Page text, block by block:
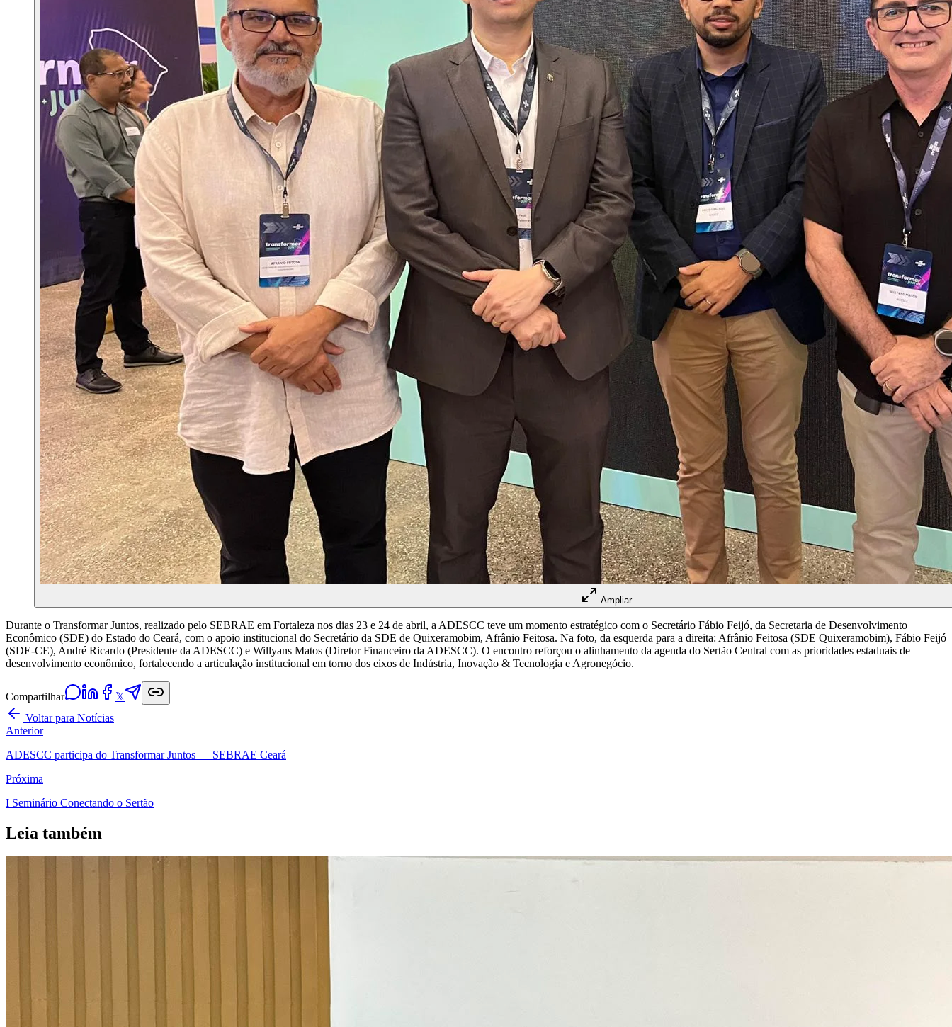
Ampliar
Durante o Transformar Juntos, realizado pelo SEBRAE em Fortaleza nos dias 23 e 24 de abril, a ADESCC teve um momento estratégico com o Secretário Fábio Feijó, da Secretaria de Desenvolvimento
Econômico (SDE) do Estado do Ceará, com o apoio institucional do Secretário da SDE de Quixeramobim, Afrânio Feitosa. Na foto, da esquerda para a direita: Afrânio Feitosa (SDE Quixeramobim), Fábio Feijó
(SDE-CE), André Ricardo (Presidente da ADESCC) e Willyans Matos (Diretor Financeiro da ADESCC). O encontro reforçou o alinhamento da agenda do Sertão Central com as prioridades estaduais de
desenvolvimento econômico, fortalecendo a articulação institucional em torno dos eixos de Indústria, Inovação & Tecnologia e Agronegócio.
Compartilhar
𝕏
Voltar para Notícias
Anterior
ADESCC participa do Transformar Juntos — SEBRAE Ceará
Próxima
I Seminário Conectando o Sertão
Leia também